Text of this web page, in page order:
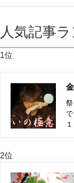
人気記事
1位
2位